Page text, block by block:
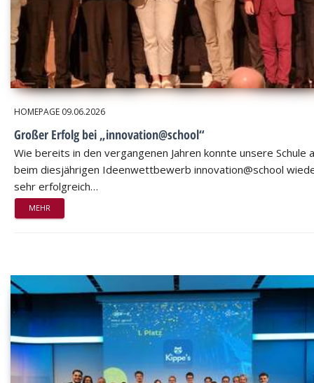
HOMEPAGE 09.06.2026
Großer Erfolg bei „innovation@school“
Wie bereits in den vergangenen Jahren konnte unsere Schule
beim diesjährigen Ideenwettbewerb innovation@school
sehr erfolgreich…
MEHR